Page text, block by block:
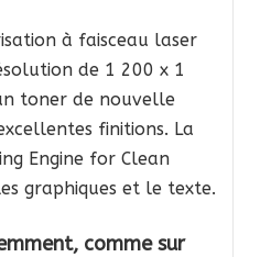
à faisceau laser
de 1 200 x 1
toner de nouvelle
finitions. La
Engine for Clean
graphiques et le texte.
comme sur